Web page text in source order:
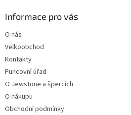
Informace pro vás
O nás
Velkoobchod
Kontakty
Puncovní úřad
O Jewstone a špercích
O nákupu
Obchodní podmínky